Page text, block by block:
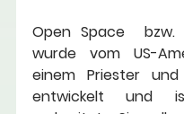
Open Space  bzw.
wurde vom US-
einem Priester
entwickelt und